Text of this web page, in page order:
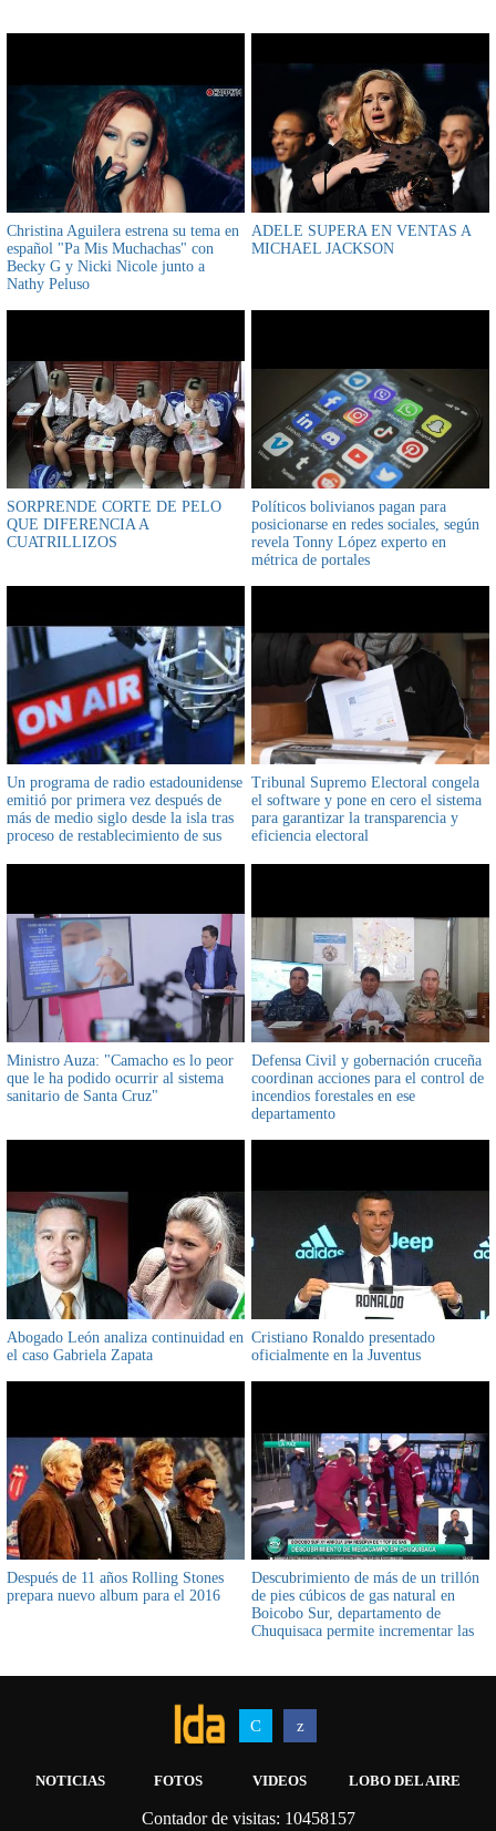
Christina Aguilera estrena su tema en
español "Pa Mis Muchachas" con
Becky G y Nicki Nicole junto a
Nathy Peluso
ADELE SUPERA EN VENTAS A
MICHAEL JACKSON
SORPRENDE CORTE DE PELO
QUE DIFERENCIA A
CUATRILLIZOS
Políticos bolivianos pagan para
posicionarse en redes sociales, según
revela Tonny López experto en
métrica de portales
Un programa de radio estadounidense
emitió por primera vez después de
más de medio siglo desde la isla tras
proceso de restablecimiento de sus
Tribunal Supremo Electoral congela
el software y pone en cero el sistema
para garantizar la transparencia y
eficiencia electoral
Ministro Auza: "Camacho es lo peor
que le ha podido ocurrir al sistema
sanitario de Santa Cruz"
Defensa Civil y gobernación cruceña
coordinan acciones para el control de
incendios forestales en ese
departamento
Abogado León analiza continuidad en
el caso Gabriela Zapata
Cristiano Ronaldo presentado
oficialmente en la Juventus
Después de 11 años Rolling Stones
prepara nuevo album para el 2016
Descubrimiento de más de un trillón
de pies cúbicos de gas natural en
Boicobo Sur, departamento de
Chuquisaca permite incrementar las
NOTICIAS FOTOS VIDEOS LOBO DEL AIRE
Contador de visitas: 10458157